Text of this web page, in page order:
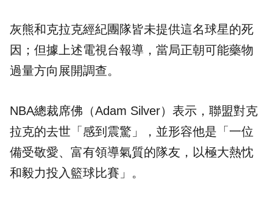
灰熊和克拉克經紀團隊皆未提供這名球星的死
因；但據上述電視台報導，當局正朝可能藥物
過量方向展開調查。
NBA總裁席佛（Adam Silver）表示，聯盟對克
拉克的去世「感到震驚」，並形容他是「一位
備受敬愛、富有領導氣質的隊友，以極大熱忱
和毅力投入籃球比賽」。